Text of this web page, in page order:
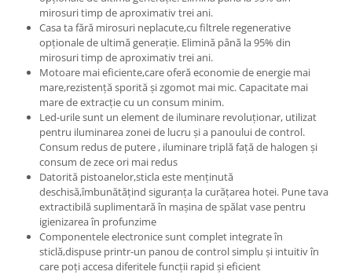
mirosuri timp de aproximativ trei ani.
Casa ta fără mirosuri neplacute,cu filtrele regenerative
opționale de ultimă generație. Elimină până la 95% din
mirosuri timp de aproximativ trei ani.
Motoare mai eficiente,care oferă economie de energie mai
mare,rezistenţă sporită și zgomot mai mic. Capacitate mai
mare de extracție cu un consum minim.
Led-urile sunt un element de iluminare revoluționar, utilizat
pentru iluminarea zonei de lucru și a panoului de control.
Consum redus de putere , iluminare triplă față de halogen și
consum de zece ori mai redus
Datorită pistoanelor,sticla este menținută
deschisă,îmbunătățind siguranța la curățarea hotei. Pune tava
extractibilă suplimentară în mașina de spălat vase pentru
igienizarea în profunzime
Componentele electronice sunt complet integrate în
sticlă,dispuse printr-un panou de control simplu și intuitiv în
care poți accesa diferitele funcții rapid și eficient